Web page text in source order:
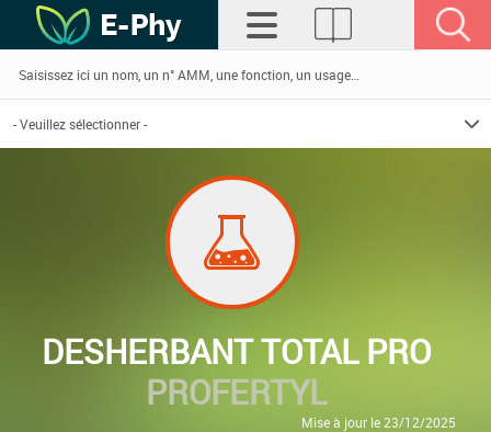
DESHERBANT TOTAL PRO
PROFERTYL
Mise à jour le 23/12/2025